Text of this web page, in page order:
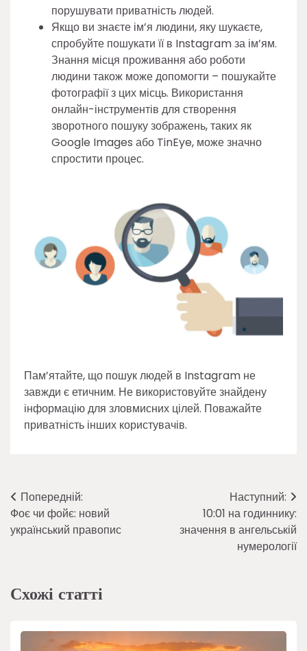
порушувати приватність людей.
Якщо ви знаєте ім’я людини, яку шукаєте,
спробуйте пошукати її в Instagram за ім’ям.
Знання місця проживання або роботи
людини також може допомогти – пошукайте
фотографії з цих місць. Використання
онлайн-інструментів для створення
зворотного пошуку зображень, таких як
Google Images або TinEye, може значно
спростити процес.
Пам’ятайте, що пошук людей в Instagram не
завжди є етичним. Не використовуйте знайдену
інформацію для зловмисних цілей. Поважайте
приватність інших користувачів.
Навігація
записів
Попередній:
Фоє чи фойє: новий
український правопис
Наступний:
10:01 на годиннику:
значення в ангельській
нумерології
Схожі статті